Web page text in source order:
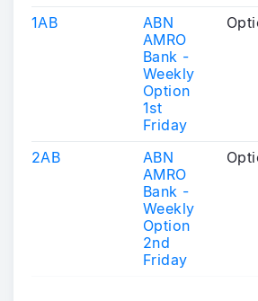
1AB
ABN
AMRO
Bank -
Weekly
Option
1st
Friday
2AB
ABN
AMRO
Bank -
Weekly
Option
2nd
Friday